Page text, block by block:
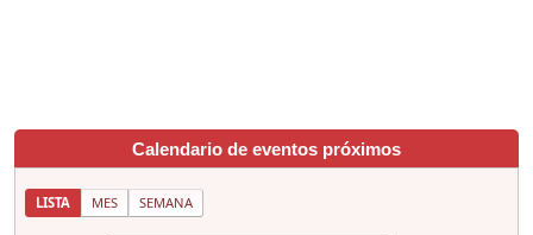
Calendario de eventos próximos
LISTA MES SEMANA